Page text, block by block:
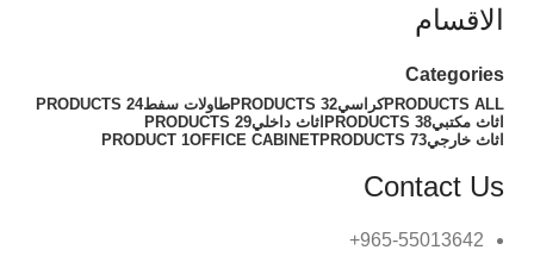
الاقسام
Categories
ALL
PRODUCTSكراسي32 PRODUCTS طاولات سفط24 PRODUCTS
اثاث مكتبي38 PRODUCTS اثاث داخلي29 PRODUCTS
اثاث خارجي73 PRODUCTS
OFFICE CABINET
1 PRODUCT
Contact Us
965-55013642+